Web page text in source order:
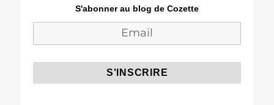
S'abonner au blog de Cozette